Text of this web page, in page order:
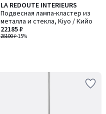
LA REDOUTE INTERIEURS
Подвесная лампа-кластер из
металла и стекла, Kiyo / Кийо
26100 ₽-15%
22185 ₽